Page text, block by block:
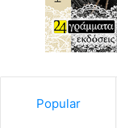
Popular